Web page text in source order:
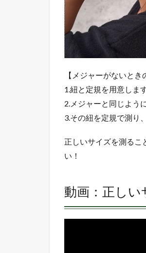
ツ】
サイ
ズ展
開が
豊富
子
5
ま
と
【メジャーがないとき
1.紐と定規を用意します
2.メジャーと同じよう
3.その紐を定規で測り
正しいサイズを測るこ
い！
動画：正し